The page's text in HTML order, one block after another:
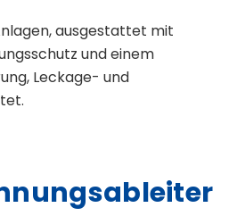
ausgestattet mit
und einem
Leckage- und